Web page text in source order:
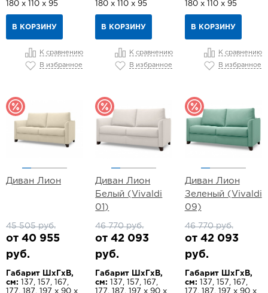
180 х 110 х 95
В КОРЗИНУ
К сравнению
В избранное
180 х 110 х 95
В КОРЗИНУ
К сравнению
В избранное
180 х 110 х 95
В КОРЗИНУ
К сравнению
В избранное
Диван Лион
45 505 руб.
от 40 955
руб.
Габарит ШхГхВ,
см: 137, 157, 167,
177, 187, 197 х 90 х
Диван Лион
Белый (Vivaldi
01)
46 770 руб.
от 42 093
руб.
Габарит ШхГхВ,
см:
137, 157, 167,
177, 187, 197 х 90 х
Диван Лион
Зеленый (Vivaldi
09)
46 770 руб.
от 42 093
руб.
Габарит ШхГхВ,
см: 137, 157, 167,
177, 187, 197 х 90 х